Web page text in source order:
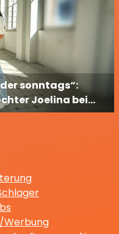
sonntags“:
Joelina bei